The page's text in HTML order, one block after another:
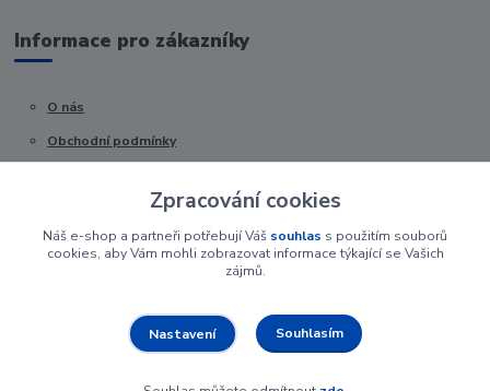
Informace pro zákazníky
O nás
Obchodní podmínky
Zpracování cookies
Náš e-shop a partneři potřebují Váš souhlas s použitím souborů
cookies, aby Vám mohli zobrazovat informace týkající se Vašich
zájmů.
Nastavení Souhlasím